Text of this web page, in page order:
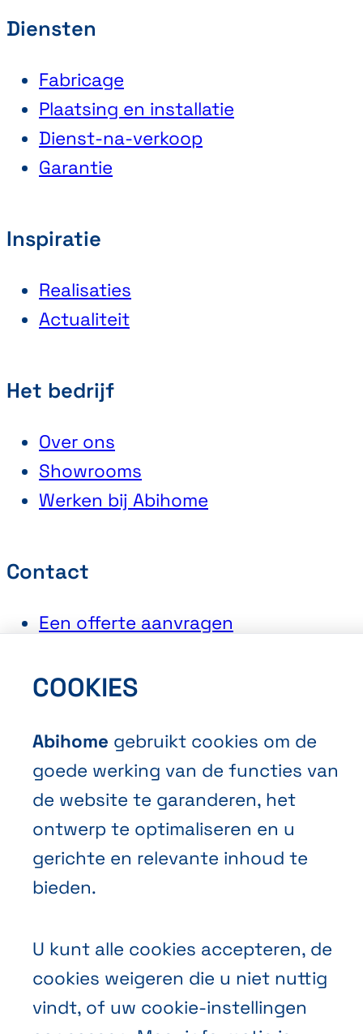
Algemene Verkoopvoorwaarden
Privacybeleid
Cookies
Diensten
Fabricage
Plaatsing en installatie
Dienst-na-verkoop
Garantie
Inspiratie
Realisaties
Actualiteit
Het bedrijf
Over ons
Showrooms
Werken bij Abihome
Contact
Een offerte aanvragen
Contacteer ons
COOKIES
Abihome gebruikt cookies om de
goede werking van de functies van
de website te garanderen, het
ontwerp te optimaliseren en u
gerichte en relevante inhoud te
bieden.
U kunt alle cookies accepteren, de
cookies weigeren die u niet nuttig
vindt, of uw cookie-instellingen